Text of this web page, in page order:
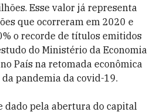
Esse valor já representa
que ocorreram em 2020 e
o recorde de títulos emitidos
do Ministério da Economia
País na retomada econômica
pandemia da covid-19.
dado pela abertura do capital